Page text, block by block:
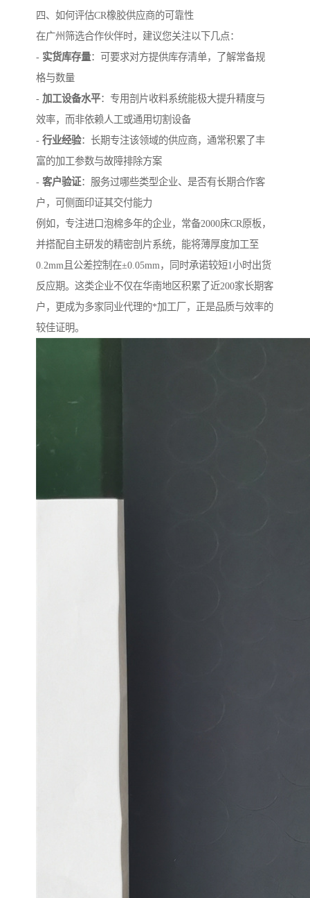
四、如何评估CR橡胶供应商的可靠性
在广州筛选合作伙伴时，建议您关注以下几点：
- 实货库存量：可要求对方提供库存清单，了解常备规
格与数量
- 加工设备水平：专用剖片收料系统能极大提升精度与
效率，而非依赖人工或通用切割设备
- 行业经验：长期专注该领域的供应商，通常积累了丰
富的加工参数与故障排除方案
- 客户验证：服务过哪些类型企业、是否有长期合作客
户，可侧面印证其交付能力
例如，专注进口泡棉多年的企业，常备2000床CR原板，
并搭配自主研发的精密剖片系统，能将薄厚度加工至
0.2mm且公差控制在±0.05mm，同时承诺较短1小时出货
反应期。这类企业不仅在华南地区积累了近200家长期客
户，更成为多家同业代理的*加工厂，正是品质与效率的
较佳证明。